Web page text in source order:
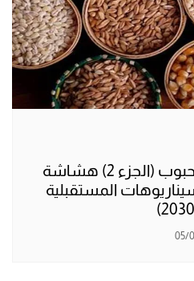
الجغرافيا السياسية للحبوب (الجزء 2) هشاشة
المستقبلية
05/